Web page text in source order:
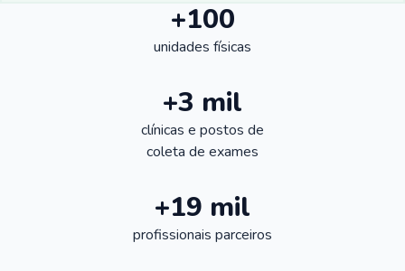
+100
unidades físicas
+3 mil
clínicas e postos de
coleta de exames
+19 mil
profissionais parceiros